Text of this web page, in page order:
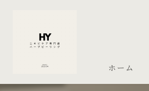
ホーム